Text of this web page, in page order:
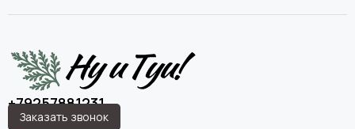
+79257881231
Заказать звонок